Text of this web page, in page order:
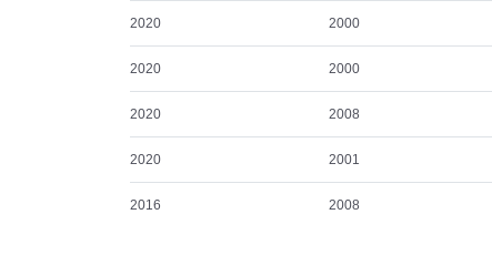
2020 2000
2020 2000
2020 2008
2020 2001
2016 2008